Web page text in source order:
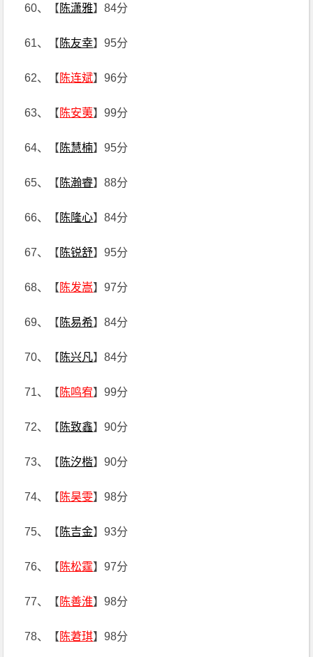
60、【 陈潇雅】84分
61、【 陈友幸】95分
62、【 陈连斌】96分
63、【 陈安荑】99分
64、【 陈慧楠】95分
65、【 陈瀚睿】88分
66、【 陈隆心】84分
67、【 陈锐舒】95分
68、【 陈发嵩】97分
69、【 陈易希】84分
70、【 陈兴凡】84分
71、【 陈鸣宥】99分
72、【 陈致鑫】90分
73、【 陈汐楷】90分
74、【 陈昊雯】98分
75、【 陈吉金】93分
76、【 陈松霆】97分
77、【 陈善淮】98分
78、【 陈莙琪】98分